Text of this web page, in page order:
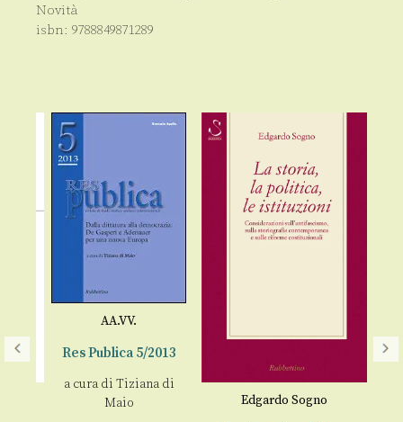
Novità
isbn: 9788849871289
AA.VV.
Res Publica 5/2013
a cura di Tiziana di
Maio
Edgardo Sogno